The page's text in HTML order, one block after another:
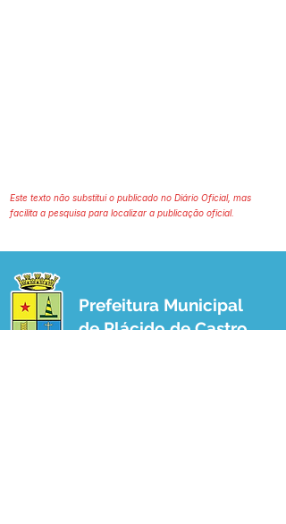
Este texto não substitui o publicado no Diário Oficial, mas
facilita a pesquisa para localizar a publicação oficial.
Prefeitura Municipal
de Plácido de Castro